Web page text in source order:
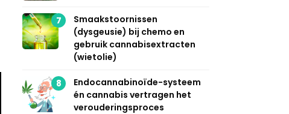
7
Smaakstoornissen
(dysgeusie) bij chemo en
gebruik cannabisextracten
(wietolie)
8
Endocannabinoïde-systeem
én cannabis vertragen het
verouderingsproces